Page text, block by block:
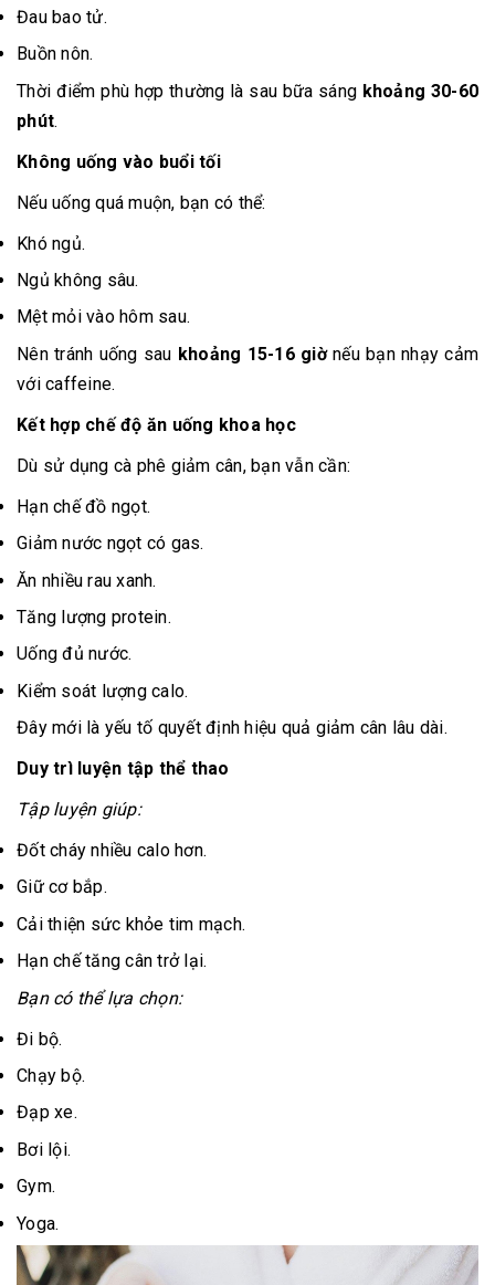
Đau bao tử.
Buồn nôn.
Thời điểm phù hợp thường là sau bữa sáng khoảng 30-60
phút.
Không uống vào buổi tối
Nếu uống quá muộn, bạn có thể:
Khó ngủ.
Ngủ không sâu.
Mệt mỏi vào hôm sau.
Nên tránh uống sau khoảng 15-16 giờnếu bạn nhạy cảm
với caffeine.
Kết hợp chế độ ăn uống khoa học
Dù sử dụng cà phê giảm cân, bạn vẫn cần:
Hạn chế đồ ngọt.
Giảm nước ngọt có gas.
Ăn nhiều rau xanh.
Tăng lượng protein.
Uống đủ nước.
Kiểm soát lượng calo.
Đây mới là yếu tố quyết định hiệu quả giảm cân lâu dài.
Duy trì luyện tập thể thao
Tập luyện giúp:
Đốt cháy nhiều calo hơn.
Giữ cơ bắp.
Cải thiện sức khỏe tim mạch.
Hạn chế tăng cân trở lại.
Bạn có thể lựa chọn:
Đi bộ.
Chạy bộ.
Đạp xe.
Bơi lội.
Gym.
Yoga.